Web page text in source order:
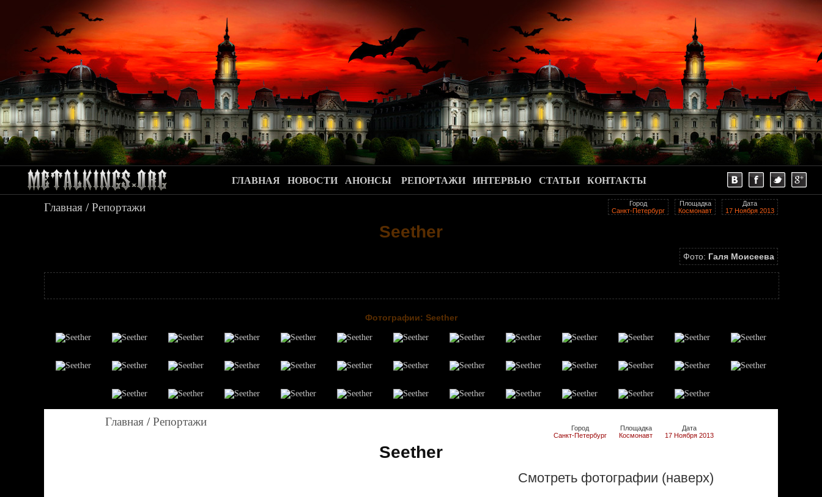
.
ГЛАВНАЯ НОВОСТИ АНОНСЫ РЕПОРТАЖИ ИНТЕРВЬЮ СТАТЬИ КОНТАКТЫ
Главная /Репортажи
Seether
Дата
17 Ноября 2013
Площадка
Космонавт
Город
Санкт-Петербург
Фото: Галя Моисеева
Фотографии: Seether
Главная /Репортажи
Seether
Дата
17 Ноября 2013
Площадка
Космонавт
Город
Санкт-Петербург
Cмотреть фотографии (наверх)